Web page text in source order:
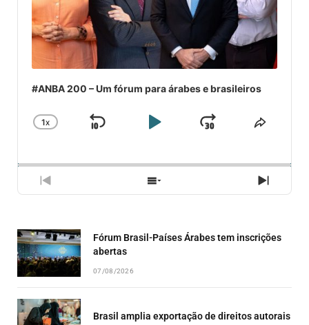
#ANBA 200 – Um fórum para árabes e brasileiros
CHANGE
1X
SKIP
PLAYJUMP
PREVIOUS
EPISODE
SHOW
EPISODES
NEXT
Fórum Brasil-Países Árabes tem inscrições
abertas
07/08/2026
Brasil amplia exportação de direitos autorais